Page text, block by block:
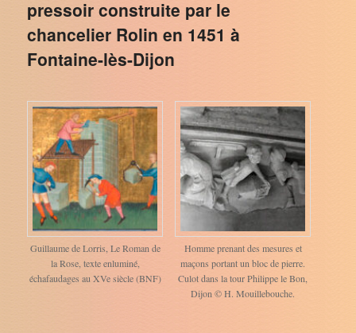
pressoir construite par le
chancelier Rolin en 1451 à
Fontaine-lès-Dijon
Guillaume de Lorris, Le Roman de
la Rose, texte enluminé,
échafaudages au XVe siècle (BNF)
Homme prenant des mesures et
maçons portant un bloc de pierre.
Culot dans la tour Philippe le Bon,
Dijon © H. Mouillebouche.